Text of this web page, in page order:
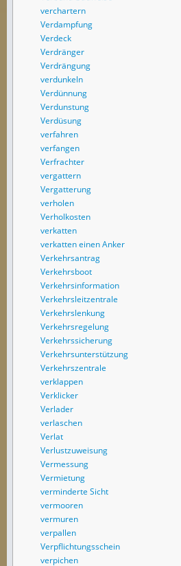
verchartern
Verdampfung
Verdeck
Verdränger
Verdrängung
verdunkeln
Verdünnung
Verdunstung
Verdüsung
verfahren
verfangen
Verfrachter
vergattern
Vergatterung
verholen
Verholkosten
verkatten
verkatten einen Anker
Verkehrsantrag
Verkehrsboot
Verkehrsinformation
Verkehrsleitzentrale
Verkehrslenkung
Verkehrsregelung
Verkehrssicherung
Verkehrsunterstützung
Verkehrszentrale
verklappen
Verklicker
Verlader
verlaschen
Verlat
Verlustzuweisung
Vermessung
Vermietung
verminderte Sicht
vermooren
vermuren
verpallen
Verpflichtungsschein
verpichen